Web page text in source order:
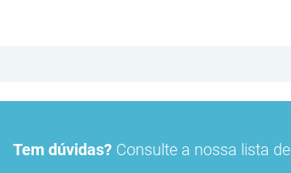
Tem dúvidas? Consulte a nossa lista de